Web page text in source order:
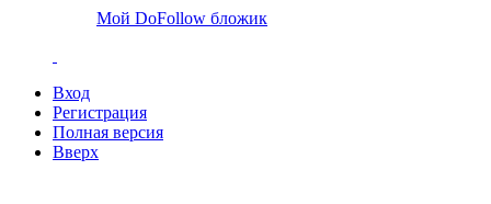
Мой DoFollow бложик
Вход
Регистрация
Полная версия
Вверх